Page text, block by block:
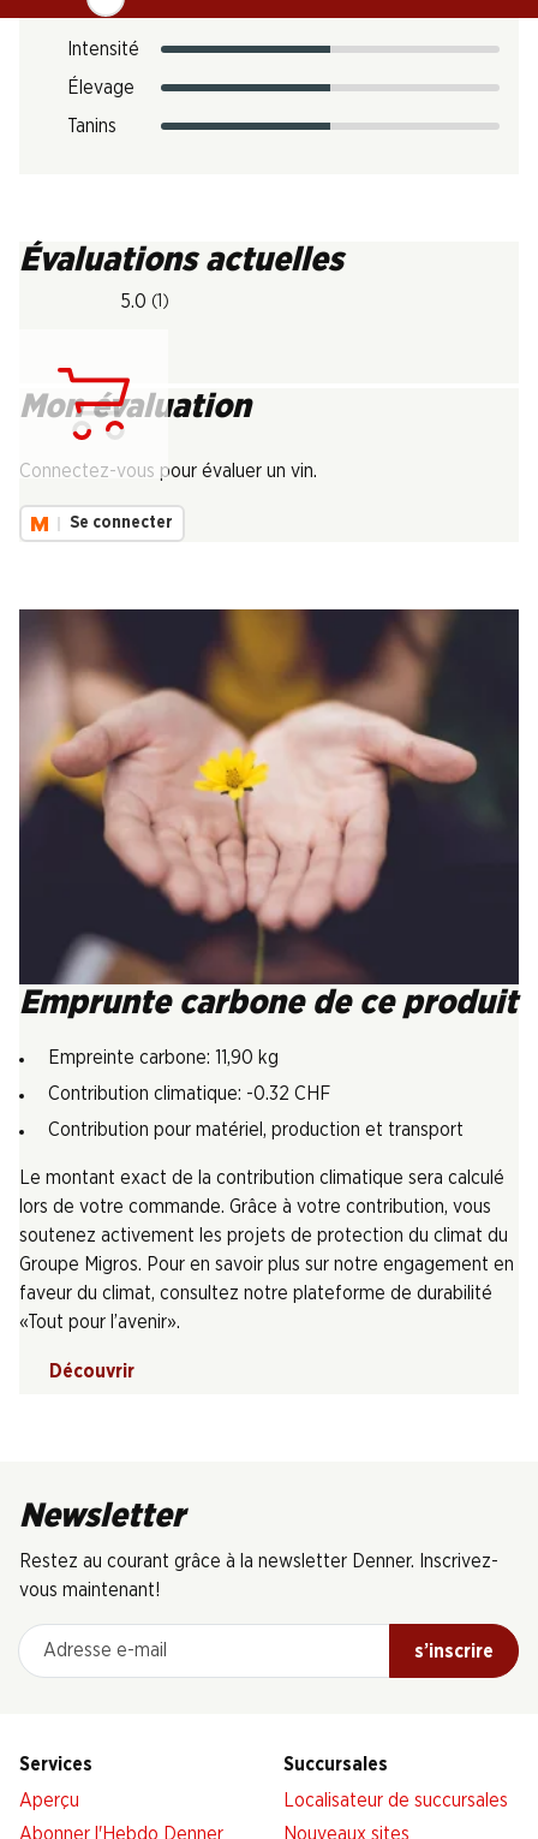
Sucre
Intensité
Élevage
Tanins
Évaluations actuelles
5.0 (1)
Mon évaluation
Connectez-vous pour évaluer un vin.
Se connecter
Emprunte carbone de ce produit
Empreinte carbone: 11,90 kg
Contribution climatique: -0.32 CHF
Contribution pour matériel, production et transport
Le montant exact de la contribution climatique sera calculé
lors de votre commande. Grâce à votre contribution, vous
soutenez activement les projets de protection du climat du
Groupe Migros. Pour en savoir plus sur notre engagement en
faveur du climat, consultez notre plateforme de durabilité
«Tout pour l’avenir».
Découvrir
Newsletter
Restez au courant grâce à la newsletter Denner. Inscrivez-
vous maintenant!
Adresse e-mail
s’inscrire
Services
Aperçu
Abonner l'Hebdo Denner
Succursales
Localisateur de succursales
Nouveaux sites